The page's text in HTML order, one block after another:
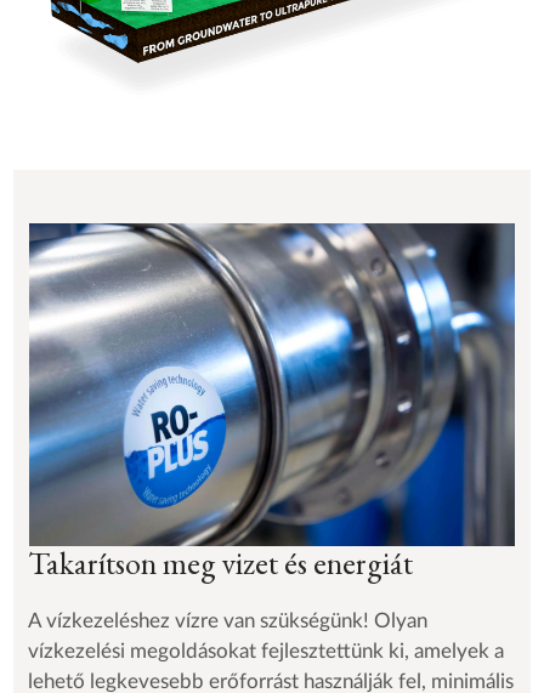
Takarítson meg vizet és energiát
A vízkezeléshez vízre van szükségünk! Olyan
vízkezelési megoldásokat fejlesztettünk ki, amelyek a
lehető legkevesebb erőforrást használják fel, minimális